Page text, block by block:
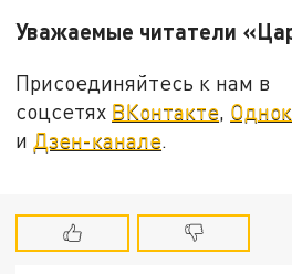
Уважаемые читатели
Присоединяйтесь к нам в
соцсетях ВКонтакте
и Дзен-канале